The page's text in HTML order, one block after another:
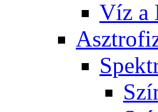
Víz a